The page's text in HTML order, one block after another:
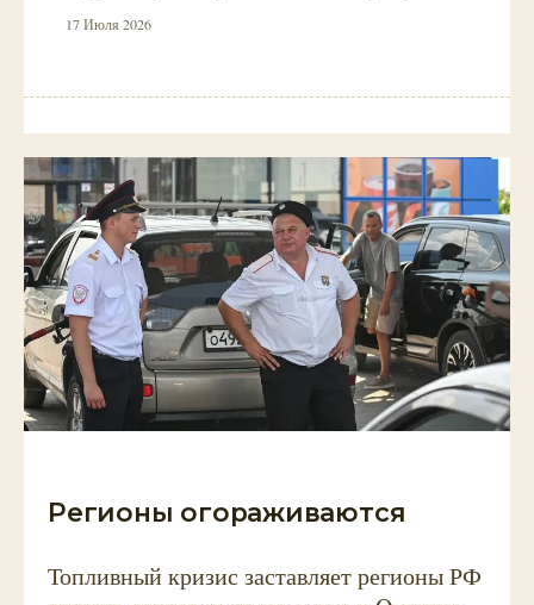
17 Июля 2026
Регионы огораживаются
Топливный кризис заставляет регионы РФ